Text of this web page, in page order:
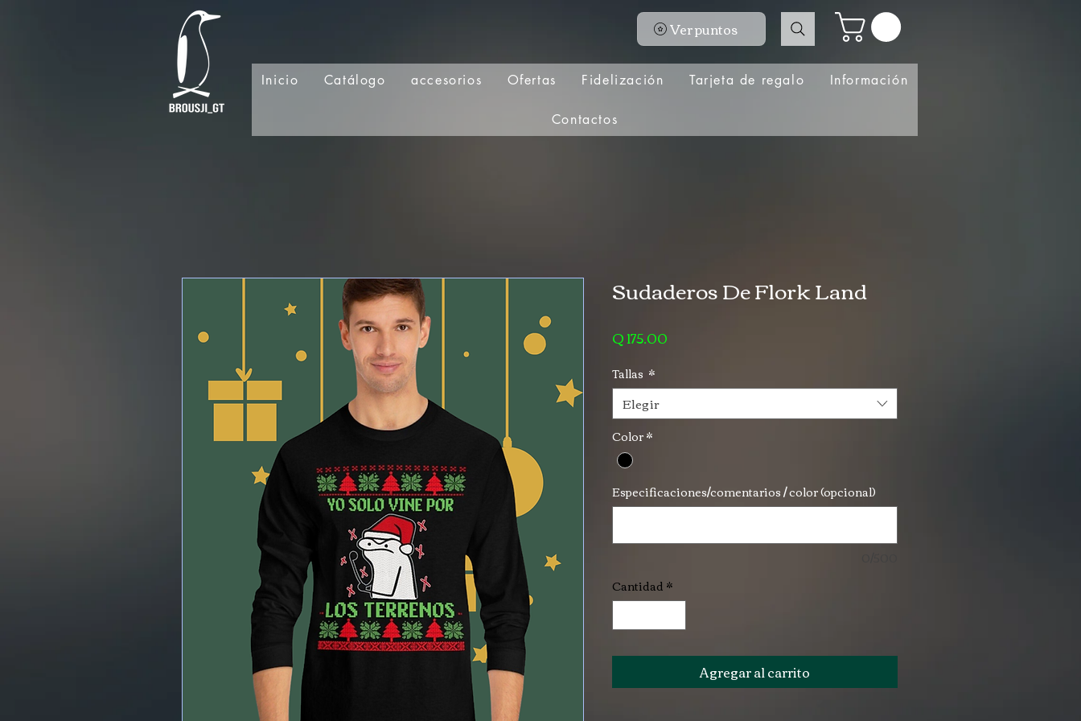
Ver puntos
Inicio Catálogo accesorios Ofertas Fidelización Tarjeta de regalo Información
Contactos
Sudaderos De Flork Land
Q 175.00
Tallas *
Elegir
Color*
Especificaciones/comentarios / color (opcional)
Cantidad*
Agregar al carrito